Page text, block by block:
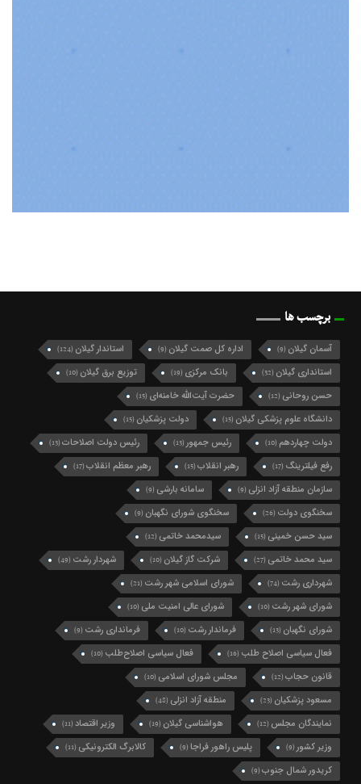
برچسب ها
آسمان گیلان (9) اداره کل صمت گیلان (9) استاندار گیلان (124)
استانداری گیلان (32) بانک مرکزی (19) توزیع برق گیلان (10)
حسن روحانی (12) حضرت آیت‌الله خامنه‌ای (15)
دانشگاه علوم پزشکی گیلان (15) دولت پزشکیان (15)
دولت چهاردهم (10) رئیس جمهور(13) رئیس دولت اصلاحات(13)
رفع فیلترینگ (17) رهبر انقلاب(15) رهبر معظم انقلاب(17)
سازمان منطقه آزاد انزلی (9) سامانه بارشی (9)
سخنگوی دولت (26) سخنگوی شورای نگهبان (9)
سید حسن خمینی (15) سیدمحمد خاتمی (12)
سید محمد خاتمی (27) شرکت گاز گیلان (10) شهردار رشت (49)
شهرداری رشت (74) شورای اسلامی شهر رشت (21)
شورای شهر رشت (10) شورای عالی امنیت ملی (10)
شورای نگهبان (13) فرماندار رشت (10) فرمانداری رشت (9)
فعال سیاسی اصلاح طلب (16) فعال سیاسی اصلاح‌طلب (10)
قانون حجاب(12) مجلس شورای اسلامی (10)
مسعود پزشکیان (23) منطقه آزاد انزلی (48)
نمایندگان مجلس (12) هواشناسی گیلان (19) وزیر اقتصاد(11)
وزیر کشور(9) پلیس راهور فراجا (9) کالابرگ الکترونیکی (11)
کریدور شمال جنوب(9)